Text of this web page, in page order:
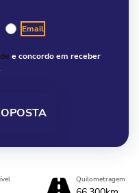
Email
e concordo em receber
Quilometragem